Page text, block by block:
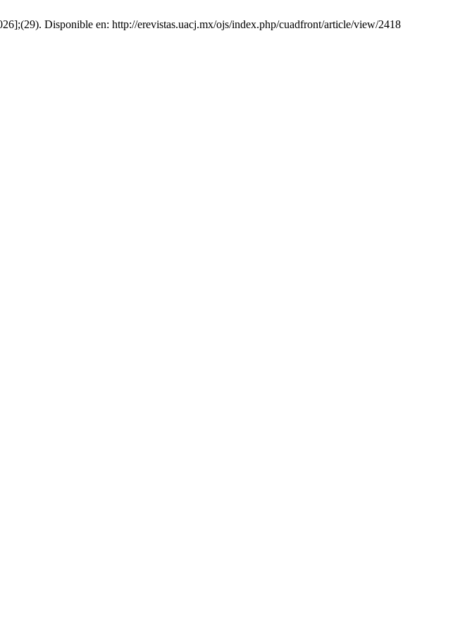
Disponible en: http://erevistas.uacj.mx/ojs/index.php/cuadfront/article/view/2418